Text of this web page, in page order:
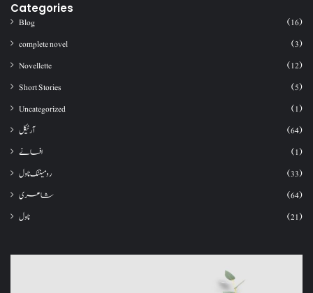
Categories
Blog
(16)
complete novel
(3)
Novellette
(12)
Short Stories
(5)
Uncategorized
(1)
آرٹیکل
(64)
افسانے
(1)
رومینٹک ناول
(33)
شاعری
(64)
ناول
(21)